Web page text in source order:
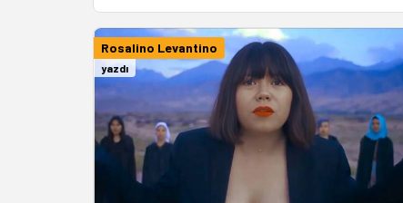
Rosalino Levantino
yazdı